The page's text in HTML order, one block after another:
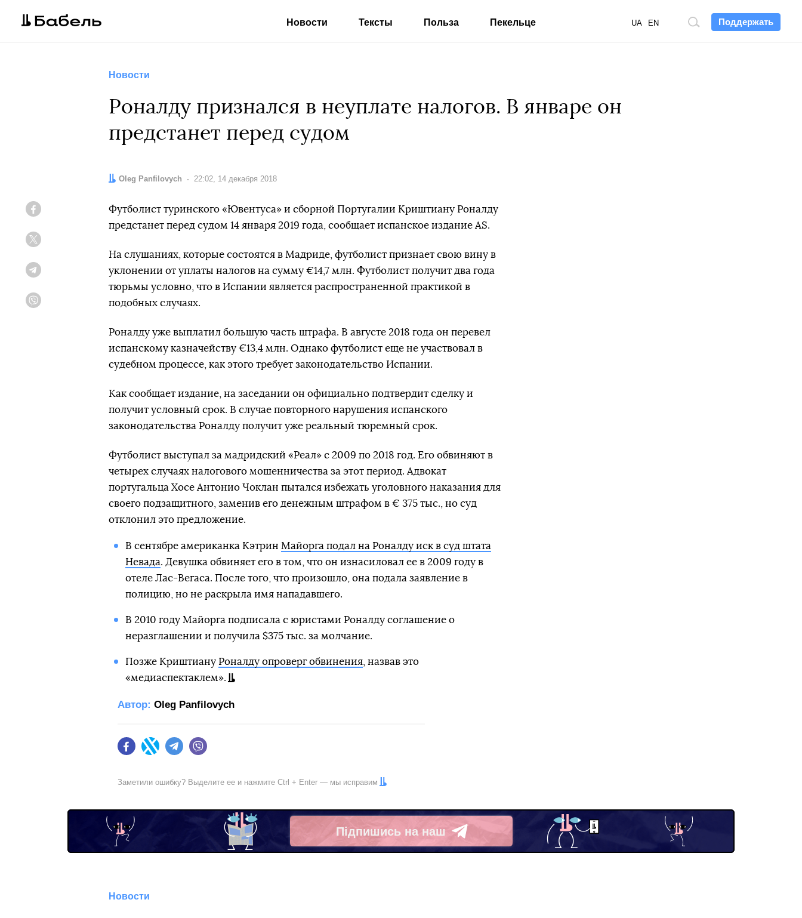
Поддержать
Поиск
UA EN
Новости Тексты Польза Пекельце
Новости
Роналду признался в неуплате налогов. В январе он
предстанет перед судом
Автор:
Oleg Panfilovych Дата:
22:02, 14 декабря 2018
Футболист туринского «Ювентуса» и сборной Португалии Криштиану Роналду
предстанет перед судом 14 января 2019 года, сообщает испанское издание AS.
На слушаниях, которые состоятся в Мадриде, футболист признает свою вину в
уклонении от уплаты налогов на сумму €14,7 млн. Футболист получит два года
тюрьмы условно, что в Испании является распространенной практикой в
подобных случаях.
Роналду уже выплатил большую часть штрафа. В августе 2018 года он перевел
испанскому казначейству €13,4 млн. Однако футболист еще не участвовал в
судебном процессе, как этого требует законодательство Испании.
Как сообщает издание, на заседании он официально подтвердит сделку и
получит условный срок. В случае повторного нарушения испанского
законодательства Роналду получит уже реальный тюремный срок.
Футболист выступал за мадридский «Реал» с 2009 по 2018 год. Его обвиняют в
четырех случаях налогового мошенничества за этот период. Адвокат
португальца Хосе Антонио Чоклан пытался избежать уголовного наказания для
своего подзащитного, заменив его денежным штрафом в € 375 тыс., но суд
отклонил это предложение.
В сентябре американка Кэтрин Майорга подал на Роналду иск в суд штата
Невада. Девушка обвиняет его в том, что он изнасиловал ее в 2009 году в
отеле Лас-Вегаса. После того, что произошло, она подала заявление в
полицию, но не раскрыла имя нападавшего.
В 2010 году Майорга подписала с юристами Роналду соглашение о
неразглашении и получила $375 тыс. за молчание.
Позже Криштиану Роналду опроверг обвинения, назвав это
«медиаспектаклем».
Автор: Oleg Panfilovych
FacebookTwitter Telegram
Заметили ошибку? Выделите ее и нажмите Ctrl + Enter — мы исправим
Підпишись на наш
Telegram
Новости